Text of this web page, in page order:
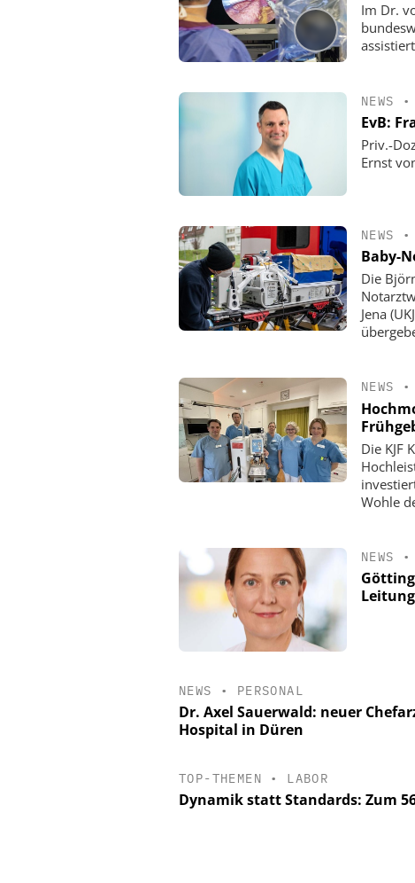
Im Dr.
NEWS •
EvB:
Priv.-
Ernst
NEWS •
Baby-
Die
Jena
NEWS •
Die KJF
Wohle
NEWS •
Leitung
NEWS • PERSONAL
Dr. Axel Sauerwald: neuer
Hospital in Düren
TOP-THEMEN • LABOR
Dynamik statt Standards: Zum